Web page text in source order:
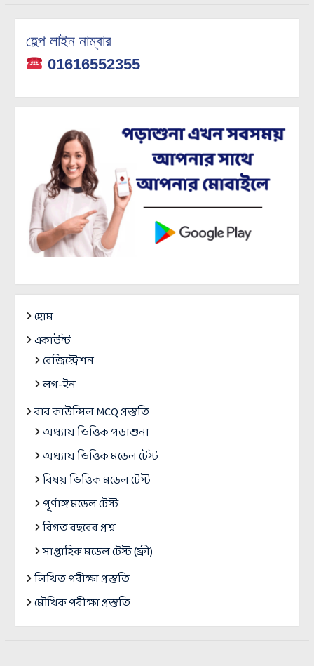
হেল্প লাইন নাম্বার
01616552355
হোম
একাউন্ট
রেজিস্ট্রেশন
লগ-ইন
বার কাউন্সিল MCQ প্রস্তুতি
অধ্যায় ভিত্তিক পড়াশুনা
অধ্যায় ভিত্তিক মডেল টেস্ট
বিষয় ভিত্তিক মডেল টেস্ট
পূর্ণাঙ্গ মডেল টেস্ট
বিগত বছরের প্রশ্ন
সাপ্তাহিক মডেল টেস্ট (ফ্রী)
লিখিত পরীক্ষা প্রস্তুতি
মৌখিক পরীক্ষা প্রস্তুতি